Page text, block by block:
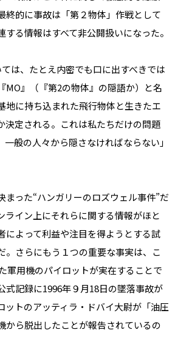
終的に事故は「第２物体」作戦として
る情報はすべて非公開扱いになった。
ては、たとえ内密でも口に出すべきでは
MO』（『第2の物体』の隠語か）と名
地に持ち込まれた飛行物体と生きたエ
決定される。これは私たちだけの問題
般の人々から隠さなければならない」
った“ハンガリーのロズウェル事件”だ
ライン上にそれらに関する情報がほと
によって利益や注目を得ようとする試
。さらにもう１つの重要な事実は、こ
軍用機のパイロットが実在することで
式記録に1996年９月18日の墜落事故が
ットのアッティラ・ドバイ大尉が「油圧
から脱出したことが報告されているの